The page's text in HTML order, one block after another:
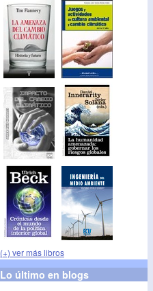
(+) ver más libros
Lo último en blogs